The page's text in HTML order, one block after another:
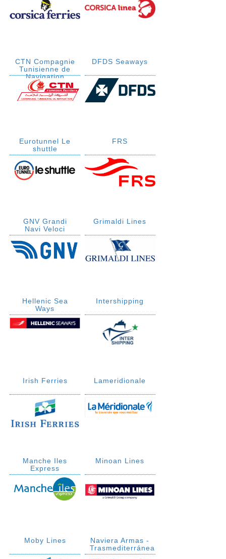
CTN Compagnie
Tunisienne de
Navigation
DFDS Seaways
Eurotunnel Le
shuttle
FRS
GNV Grandi
Navi Veloci
Grimaldi Lines
Hellenic Sea
Ways
Intershipping
Irish Ferries Lameridionale
Manche Iles
Express
Minoan Lines
Moby Lines
Naviera Armas -
Trasmediterránea